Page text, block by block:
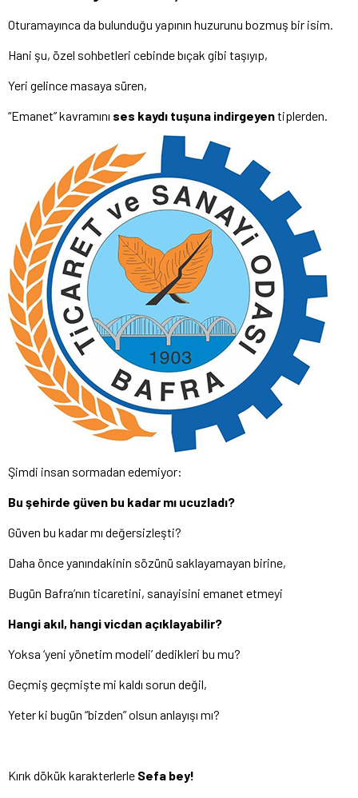
Oturamayınca da bulunduğu yapının huzurunu bozmuş bir isim.
Hani şu, özel sohbetleri cebinde bıçak gibi taşıyıp,
Yeri gelince masaya süren,
“Emanet” kavramını ses kaydı tuşuna indirgeyentiplerden.
Şimdi insan sormadan edemiyor:
Bu şehirde güven bu kadar mı ucuzladı?
Güven bu kadar mı değersizleşti?
Daha önce yanındakinin sözünü saklayamayan birine,
Bugün Bafra’nın ticaretini, sanayisini emanet etmeyi
Hangi akıl, hangi vicdan açıklayabilir?
Yoksa ‘yeni yönetim modeli’ dedikleri bu mu?
Geçmiş geçmişte mi kaldı sorun değil,
Yeter ki bugün “bizden” olsun anlayışı mı?
Kırık dökük karakterlerle Sefa bey!